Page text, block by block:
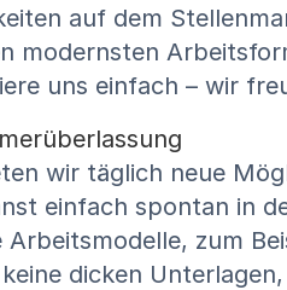
auf dem
modernsten
uns einfach – wir
wir täglich neue
einfach spontan in
zum
dicken